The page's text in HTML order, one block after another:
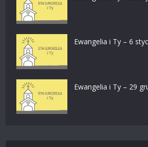
Ewangelia i Ty – 6
Ewangelia i Ty – 29